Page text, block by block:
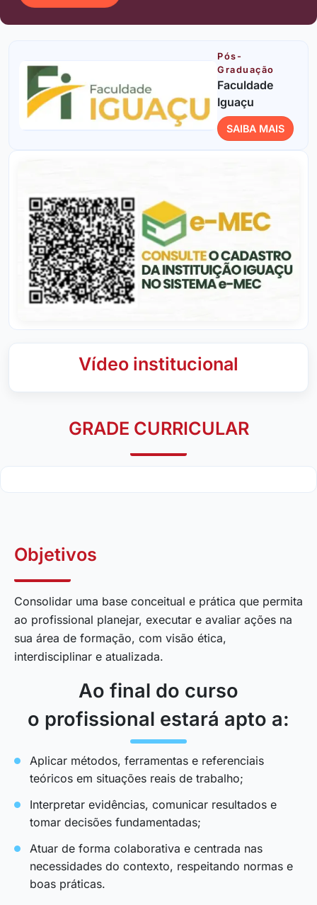
Pós-
Graduação
Faculdade
Iguaçu
SAIBA MAIS
Vídeo institucional
GRADE CURRICULAR
Objetivos
Consolidar uma base conceitual e prática que permita
ao profissional planejar, executar e avaliar ações na
sua área de formação, com visão ética,
interdisciplinar e atualizada.
Ao final do curso
o profissional estará apto a:
Aplicar métodos, ferramentas e referenciais
teóricos em situações reais de trabalho;
Interpretar evidências, comunicar resultados e
tomar decisões fundamentadas;
Atuar de forma colaborativa e centrada nas
necessidades do contexto, respeitando normas e
boas práticas.